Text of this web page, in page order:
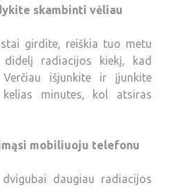
skambinti vėliau
girdite, reiškia tuo metu
radiacijos kiekį, kad
išjunkite ir įjunkite
minutes, kol atsiras
mobiliuoju telefonu
daugiau radiacijos